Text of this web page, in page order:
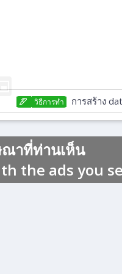
วิธีการทํา การสร้าง
าที่ท่านเห็น
the ads you